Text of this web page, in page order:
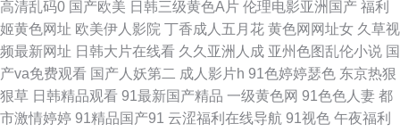
香蕉久久 性爱网日韩av 超碰99丝袜诱惑 黄色A片3及片 日韩色图导航 91中
文 黑丝袜诱惑国产 人妖伪娘国产 91传媒在线看 黄色视屏网站 人人超碰人人
鲁 AV老司机 激情文学日韩 欧美丝袜婷婷 午夜伦理精美A片 91九色乱 国产ts
高清乱码0 国产欧美 日韩三级黄色A片 伦理电影亚洲国产 福利
姬黄色网址 欧美伊人影院 丁香成人五月花 黄色网网址女 久草视
频最新网址 日韩大片在线看 久久亚洲人成 亚州色图乱伦小说 国
产va免费观看 国产人妖第二 成人影片h 91色婷婷瑟色 东京热狠
狠草 日韩精品观看 91最新国产精品 一级黄色网 91色色人妻 都
市激情婷婷 91精品国产91 云涩福利在线导航 91视色 午夜福利